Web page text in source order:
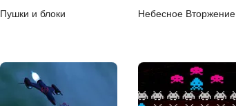
Пушки и блоки Небесное Вторжение